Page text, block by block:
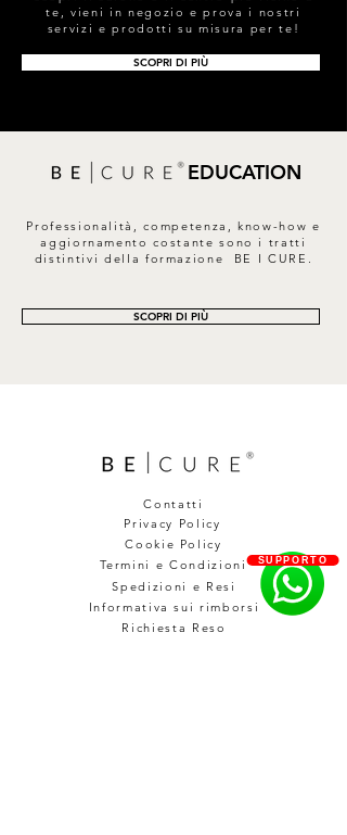
te, vieni in negozio e prova i nostri
servizi e prodotti su misura per te!
SCOPRI DI PIÙ
EDUCATION
Professionalità, competenza, know-how e
aggiornamento costante sono i tratti
distintivi della formazione BE I CURE.
SCOPRI DI PIÙ
Contatti
Privacy Policy
Cookie Policy
Termini e Condizioni
Spedizioni e Resi
Informativa sui rimborsi
Richiesta Reso
SUPPORTO